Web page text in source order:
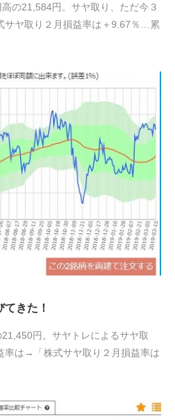
の21,584円。サヤ取り、ただ今３
ヤ取り２月損益率は＋9.67％…累
きた！
円。サヤトレによるサヤ取
率は→「株式サヤ取り２月損益率は